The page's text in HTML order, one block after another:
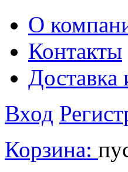
О
Контакты
Доставка
Вход
Корзина: